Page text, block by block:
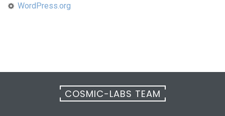
WordPress.org
COSMIC-LABS TEAM